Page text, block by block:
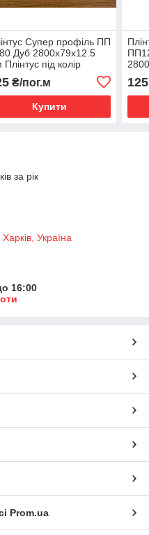
Супер профіль ПП
Дуб 2800х79х12.5
під колір
Плоский плінтус
підлоги
₴/пог.м
Купити
125
за рік
Україна
16:00
Prom.ua